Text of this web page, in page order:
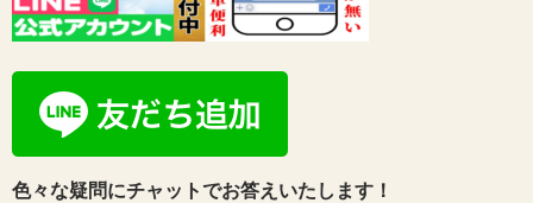
色々な疑問にチャットでお答えいたします！